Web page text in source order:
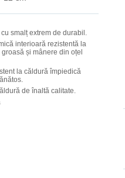
smalț extrem de durabil.
interioară rezistentă la
și mânere din oțel
la căldură împiedică
de înaltă calitate.